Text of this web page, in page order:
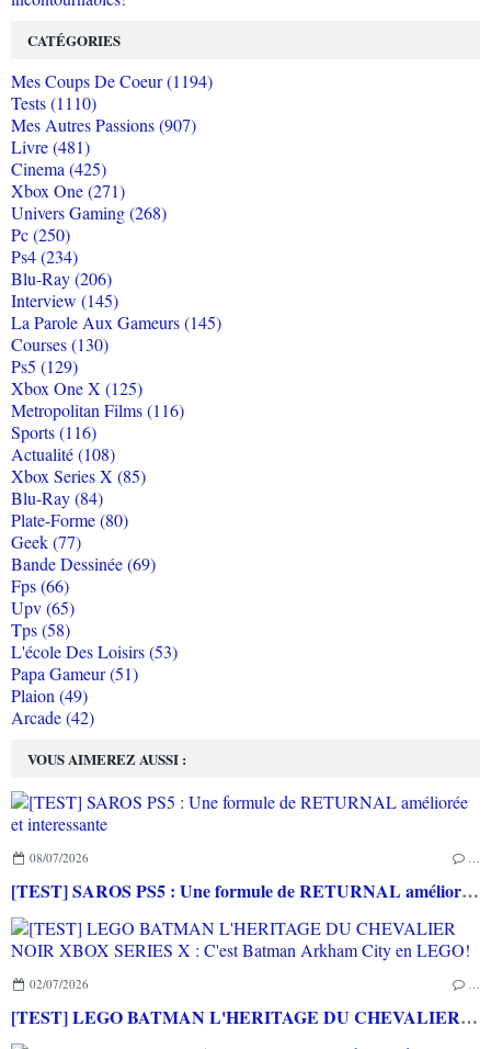
VOUS AIMEREZ AUSSI :
08/07/2026 …
[TEST] SAROS PS5 : Une formule de RETURNAL améliorée et interessante
02/07/2026 …
[TEST] LEGO BATMAN L'HERITAGE DU CHEVALIER NOIR XBOX SERIES X : C'est Batman Arkham City en LEGO!
CATÉGORIES
Mes Coups De Coeur (1194)
Tests (1110)
Mes Autres Passions (907)
Livre (481)
Cinema (425)
Xbox One (271)
Univers Gaming (268)
Pc (250)
Ps4 (234)
Blu-Ray (206)
Interview (145)
La Parole Aux Gameurs (145)
Courses (130)
Ps5 (129)
Xbox One X (125)
Metropolitan Films (116)
Sports (116)
Actualité (108)
Xbox Series X (85)
Blu-Ray (84)
Plate-Forme (80)
Geek (77)
Bande Dessinée (69)
Fps (66)
Upv (65)
Tps (58)
L'école Des Loisirs (53)
Papa Gameur (51)
Plaion (49)
Arcade (42)